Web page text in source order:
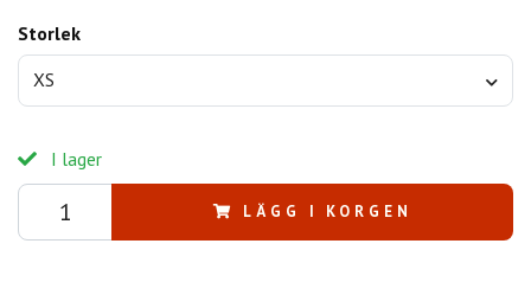
Storlek
XS
I lager
LÄGG I KORGEN